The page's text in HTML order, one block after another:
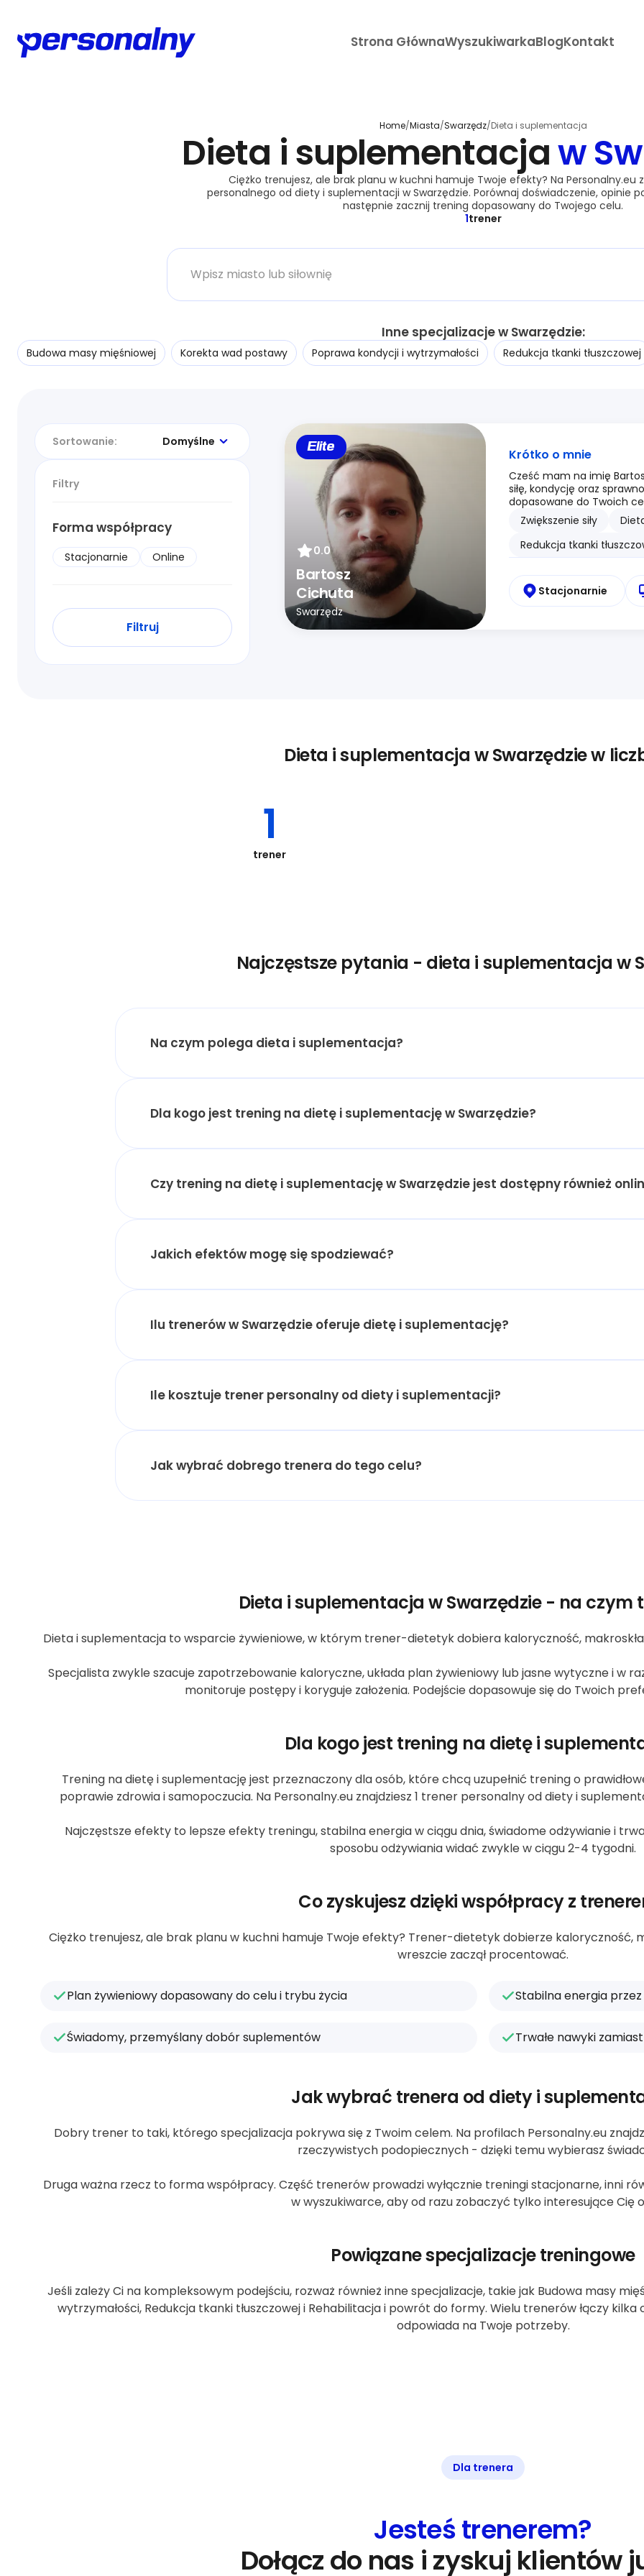
Strona GłównaWyszukiwarkaBlogKontakt
Home/Miasta/Swarzędz/Dieta i suplementacja
Dieta i suplementacjaw
Ciężko trenujesz, ale brak planu w kuchni hamuje Twoje efekty? Na Personalny.eu
personalnego od diety i suplementacji w Swarzędzie. Porównaj doświadczenie, opinie
następnie zacznij trening dopasowany do Twojego celu.
1trener
Miasto lub siłownia
Inne specjalizacje w Swarzędzie:
Budowa masy mięśniowej Korekta wad postawy Poprawa kondycji i wytrzymałości Redukcja tkanki tłuszczowej
Sortowanie: Domyślne
Filtry
Forma współpracy
Stacjonarnie Online
Filtruj
Elite
0.0
Bartosz
Cichuta
Swarzędz
Krótko o mnie
Cześć mam na imię
siłę, kondycję oraz
dopasowane do Twoich
Zwiększenie siły
Redukcja tkanki
Stacjonarnie
Dieta i suplementacja w Swarzędzie w
1
trener
Najczęstsze pytania - dieta i suplementacja w
Na czym polega dieta i suplementacja?
Dla kogo jest trening na dietę i suplementację w Swarzędzie?
Czy trening na dietę i suplementację w Swarzędzie jest dostępny również
Jakich efektów mogę się spodziewać?
Ilu trenerów w Swarzędzie oferuje dietę i suplementację?
Ile kosztuje trener personalny od diety i suplementacji?
Jak wybrać dobrego trenera do tego celu?
Dieta i suplementacja w Swarzędzie - na czym
Dieta i suplementacja to wsparcie żywieniowe, w którym trener-dietetyk dobiera kaloryczność,
Specjalista zwykle szacuje zapotrzebowanie kaloryczne, układa plan żywieniowy lub jasne wytyczne i w
monitoruje postępy i koryguje założenia. Podejście dopasowuje się do Twoich
Dla kogo jest trening na dietę i
Trening na dietę i suplementację jest przeznaczony dla osób, które chcą uzupełnić trening o
poprawie zdrowia i samopoczucia. Na Personalny.eu znajdziesz 1 trener personalny od diety i
Najczęstsze efekty to lepsze efekty treningu, stabilna energia w ciągu dnia, świadome odżywianie i
sposobu odżywiania widać zwykle w ciągu 2-4 tygodni.
Co zyskujesz dzięki współpracy z
Ciężko trenujesz, ale brak planu w kuchni hamuje Twoje efekty? Trener-dietetyk dobierze kaloryczność,
wreszcie zaczął procentować.
Plan żywieniowy dopasowany do celu i trybu życia Stabilna energia przez
Świadomy, przemyślany dobór suplementów Trwałe nawyki
Jak wybrać trenera od diety i
Dobry trener to taki, którego specjalizacja pokrywa się z Twoim celem. Na profilach Personalny.eu
rzeczywistych podopiecznych - dzięki temu wybierasz
Druga ważna rzecz to forma współpracy. Część trenerów prowadzi wyłącznie treningi stacjonarne, inni
w wyszukiwarce, aby od razu zobaczyć tylko interesujące Cię
Powiązane specjalizacje treningowe
Jeśli zależy Ci na kompleksowym podejściu, rozważ również inne specjalizacje, takie jak Budowa masy
wytrzymałości, Redukcja tkanki tłuszczowej i Rehabilitacja i powrót do formy. Wielu trenerów łączy
odpowiada na Twoje potrzeby.
Dla trenera
Jesteś trenerem?
Dołącz do nas i zyskuj klientów